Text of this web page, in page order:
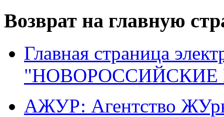
Возврат на главную
Главная страница
"НОВОРОССИЙСКИЕ
АЖУР: Агентство